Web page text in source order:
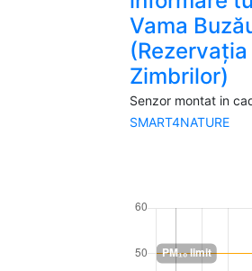
Vama
(Rezervația
Zimbrilor)
Senzor montat in
SMART4NATURE